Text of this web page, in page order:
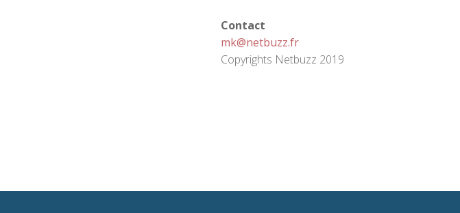
Contact
mk@netbuzz.fr
Copyrights Netbuzz 2019